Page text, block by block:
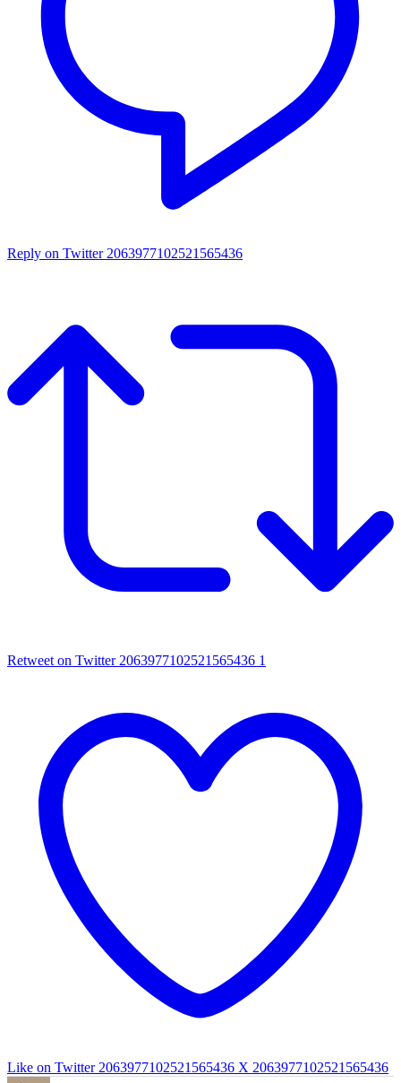
Reply on Twitter 2063977102521565436
Retweet on Twitter 2063977102521565436 1
Like on Twitter 2063977102521565436 X 2063977102521565436